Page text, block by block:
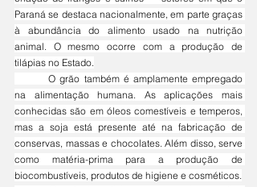
Paraná se destaca nacionalmente, em parte graças
à abundância do alimento usado na nutrição
animal. O mesmo ocorre com a produção de
tilápias no Estado.
	O grão também é amplamente empregado
na alimentação humana. As aplicações mais
conhecidas são em óleos comestíveis e temperos,
mas a soja está presente até na fabricação de
conservas, massas e chocolates. Além disso, serve
como matéria-prima para a produção de
biocombustíveis, produtos de higiene e cosméticos.